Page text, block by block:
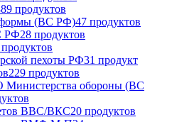
продуктов
(ВС РФ)47 продуктов
РФ28 продуктов
пехоты РФ31 продукт
229 продуктов
Министерства обороны (ВС
ВВС/ВКС20 продуктов